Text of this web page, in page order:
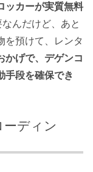
ッカーが実質無料
んだけど、あと
を預けて、レンタ
かげで、デゲンコ
手段を確保でき
ディン